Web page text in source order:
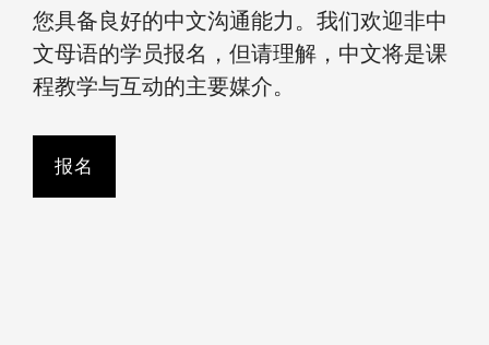
您具备良好的中文沟通能力。我们欢迎非中
文母语的学员报名，但请理解，中文将是课
程教学与互动的主要媒介。
报名